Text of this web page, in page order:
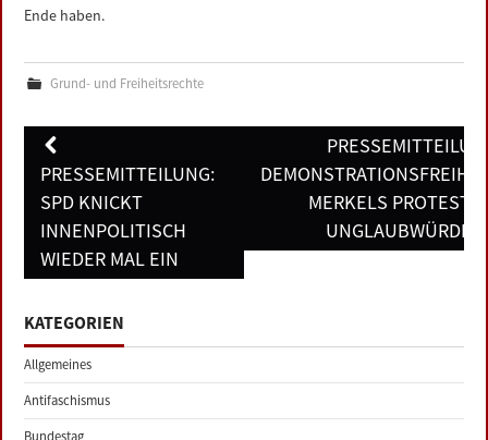
Ende haben.
Grund- und Freiheitsrechte
Post
navigation
PRESSEMITTEILUNG:
SPD KNICKT
INNENPOLITISCH
WIEDER MAL EIN
MERKELS PROTEST
UNGLAUBWÜRDIG
KATEGORIEN
Allgemeines
Antifaschismus
Bundestag